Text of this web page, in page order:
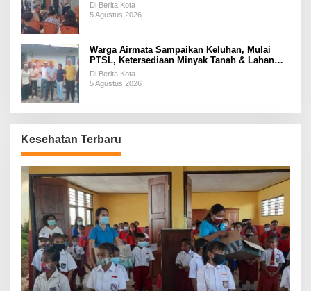
Di Berita Kota
5 Agustus 2026
Warga Airmata Sampaikan Keluhan, Mulai
PTSL, Ketersediaan Minyak Tanah & Lahan
Pemakaman
Di Berita Kota
5 Agustus 2026
Kesehatan Terbaru